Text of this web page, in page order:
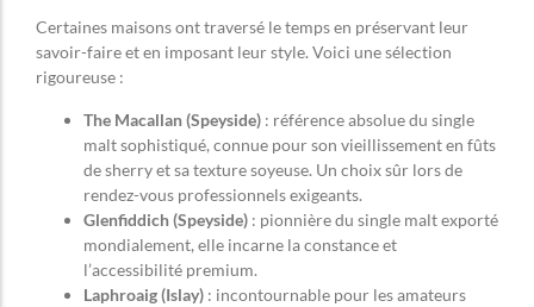
Certaines maisons ont traversé le temps en préservant leur
savoir-faire et en imposant leur style. Voici une sélection
rigoureuse :
The Macallan (Speyside) : référence absolue du single
malt sophistiqué, connue pour son vieillissement en fûts
de sherry et sa texture soyeuse. Un choix sûr lors de
rendez-vous professionnels exigeants.
Glenfiddich (Speyside) : pionnière du single malt exporté
mondialement, elle incarne la constance et
l’accessibilité premium.
Laphroaig (Islay) : incontournable pour les amateurs